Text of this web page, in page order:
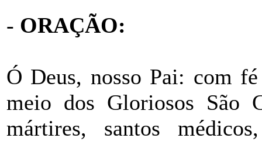
- ORAÇÃO:
Ó Deus, nosso Pai: com
meio dos Gloriosos São
mártires, santos